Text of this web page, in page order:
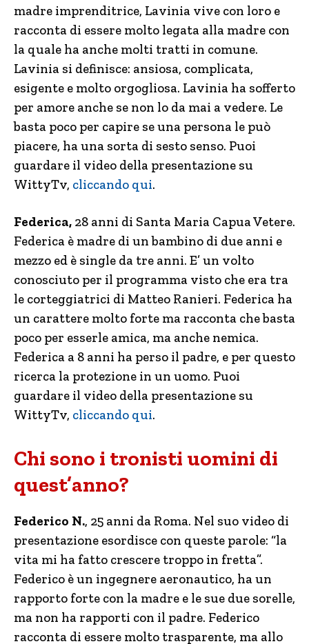
madre imprenditrice, Lavinia vive con loro e
racconta di essere molto legata alla madre con
la quale ha anche molti tratti in comune.
Lavinia si definisce: ansiosa, complicata,
esigente e molto orgogliosa. Lavinia ha sofferto
per amore anche se non lo da mai a vedere. Le
basta poco per capire se una persona le può
piacere, ha una sorta di sesto senso. Puoi
guardare il video della presentazione su
WittyTv, cliccando qui.
Federica, 28 anni di Santa Maria Capua Vetere.
Federica è madre di un bambino di due anni e
mezzo ed è single da tre anni. E’ un volto
conosciuto per il programma visto che era tra
le corteggiatrici di Matteo Ranieri. Federica ha
un carattere molto forte ma racconta che basta
poco per esserle amica, ma anche nemica.
Federica a 8 anni ha perso il padre, e per questo
ricerca la protezione in un uomo. Puoi
guardare il video della presentazione su
WittyTv, cliccando qui.
Chi sono i tronisti uomini di
quest’anno?
Federico N., 25 anni da Roma. Nel suo video di
presentazione esordisce con queste parole: “la
vita mi ha fatto crescere troppo in fretta”.
Federico è un ingegnere aeronautico, ha un
rapporto forte con la madre e le sue due sorelle,
ma non ha rapporti con il padre. Federico
racconta di essere molto trasparente, ma allo